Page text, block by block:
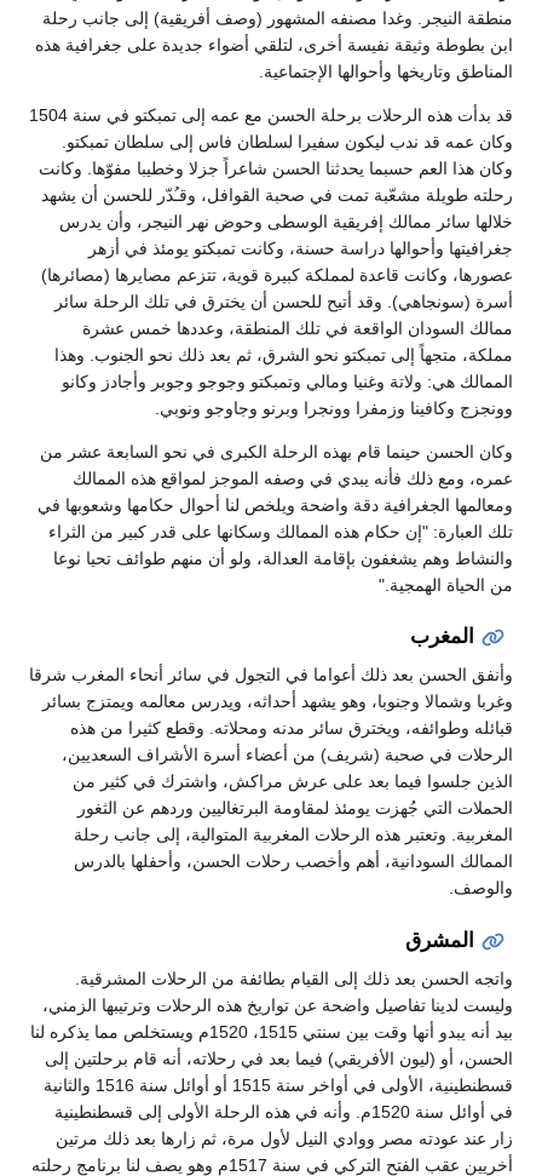
منطقة النيجر. وغدا مصنفه المشهور (وصف أفريقية) إلى جانب رحلة
ابن بطوطة وثيقة نفيسة أخرى، لتلقي أضواء جديدة على جغرافية هذه
المناطق وتاريخها وأحوالها الإجتماعية.
قد بدأت هذه الرحلات برحلة الحسن مع عمه إلى تمبكتو في سنة 1504
وكان عمه قد ندب ليكون سفيرا لسلطان فاس إلى سلطان تمبكتو.
وكان هذا العم حسبما يحدثنا الحسن شاعراً جزلا وخطيبا مفوّها. وكانت
رحلته طويلة مشعّبة تمت في صحبة القوافل، وقـُدّر للحسن أن يشهد
خلالها سائر ممالك إفريقية الوسطى وحوض نهر النيجر، وأن يدرس
جغرافيتها وأحوالها دراسة حسنة، وكانت تمبكتو يومئذ في أزهر
عصورها، وكانت قاعدة لمملكة كبيرة قوية، تتزعم مصايرها (مصائرها)
أسرة (سونجاهي). وقد أتيح للحسن أن يخترق في تلك الرحلة سائر
ممالك السودان الواقعة في تلك المنطقة، وعددها خمس عشرة
مملكة، متجهاً إلى تمبكتو نحو الشرق، ثم بعد ذلك نحو الجنوب. وهذا
الممالك هي: ولاتة وغنيا ومالي وتمبكتو وجوجو وجوبر وأجادز وكانو
وونجزج وكافينا وزمفرا وونجرا وبرنو وجاوجو ونوبي.
وكان الحسن حينما قام بهذه الرحلة الكبرى في نحو السابعة عشر من
عمره، ومع ذلك فأنه يبدي في وصفه الموجز لمواقع هذه الممالك
ومعالمها الجغرافية دقة واضحة ويلخص لنا أحوال حكامها وشعوبها في
تلك العبارة: "إن حكام هذه الممالك وسكانها على قدر كبير من الثراء
والنشاط وهم يشغفون بإقامة العدالة، ولو أن منهم طوائف تحيا نوعا
من الحياة الهمجية."
المغرب
وأنفق الحسن بعد ذلك أعواما في التجول في سائر أنحاء المغرب شرقا
وغربا وشمالا وجنوبا، وهو يشهد أحداثه، ويدرس معالمه ويمتزج بسائر
قبائله وطوائفه، ويخترق سائر مدنه ومحلاته. وقطع كثيرا من هذه
الرحلات في صحبة (شريف) من أعضاء أسرة الأشراف السعديين،
الذين جلسوا فيما بعد على عرش مراكش، واشترك في كثير من
الحملات التي جُهزت يومئذ لمقاومة البرتغاليين وردهم عن الثغور
المغربية. وتعتبر هذه الرحلات المغربية المتوالية، إلى جانب رحلة
الممالك السودانية، أهم وأخصب رحلات الحسن، وأحفلها بالدرس
والوصف.
المشرق
واتجه الحسن بعد ذلك إلى القيام بطائفة من الرحلات المشرقية.
وليست لدينا تفاصيل واضحة عن تواريخ هذه الرحلات وترتيبها الزمني،
بيد أنه يبدو أنها وقت بين سنتي 1515، 1520م ويستخلص مما يذكره لنا
الحسن، أو (ليون الأفريقي) فيما بعد في رحلاته، أنه قام برحلتين إلى
قسطنطينية، الأولى في أواخر سنة 1515 أو أوائل سنة 1516 والثانية
في أوائل سنة 1520م. وأنه في هذه الرحلة الأولى إلى قسطنطينية
زار عند عودته مصر ووادي النيل لأول مرة، ثم زارها بعد ذلك مرتين
أخريين عقب الفتح التركي في سنة 1517م وهو يصف لنا برنامج رحلته